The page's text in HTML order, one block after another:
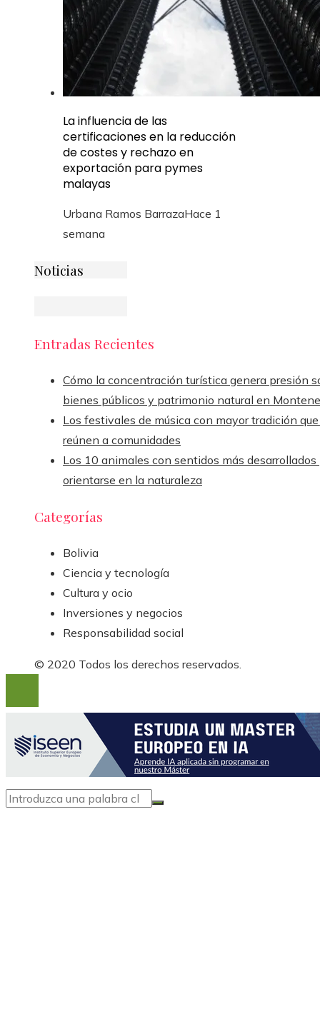
La influencia de las
certificaciones en la reducción
de costes y rechazo en
exportación para pymes
malayas
Urbana Ramos BarrazaHace 1
semana
Noticias
Entradas Recientes
Cómo la concentración turística genera presión
bienes públicos y patrimonio natural en
Los festivales de música con mayor tradición
reúnen a comunidades
Los 10 animales con sentidos más desarrollados
orientarse en la naturaleza
Categorías
Bolivia
Ciencia y tecnología
Cultura y ocio
Inversiones y negocios
Responsabilidad social
© 2020 Todos los derechos reservados.